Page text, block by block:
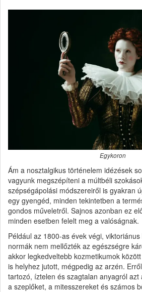
Egykoron
Ám a nosztalgikus történelem idézések
vagyunk megszépíteni a múltbéli
szépségápolási módszereiről is gyakran
egy gyengéd, minden tekintetben a
gondos műveletről. Sajnos azonban ez
minden esetben felelt meg a valóságnak.
Például az 1800-as évek végi,
normák nem mellőzték az egészségre
akkor legkedveltebb kozmetikumok
is helyhez jutott, mégpedig az arzén.
tartozó, íztelen és szagtalan anyagról
a szeplőket, a mitesszereket és számos